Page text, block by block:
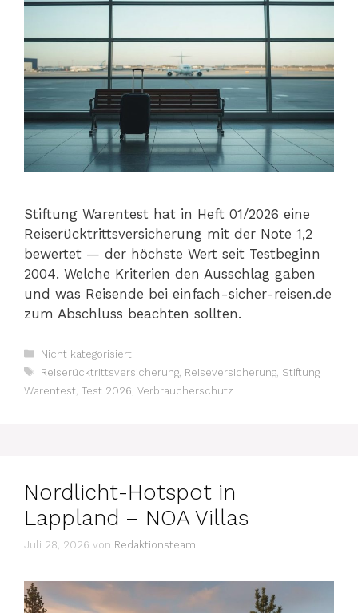
Stiftung Warentest hat in Heft 01/2026 eine
Reiserücktrittsversicherung mit der Note 1,2
bewertet — der höchste Wert seit Testbeginn
2004. Welche Kriterien den Ausschlag gaben
und was Reisende bei einfach-sicher-reisen.de
zum Abschluss beachten sollten.
Kategorien
Nicht kategorisiert
Schlagwörter
Reiserücktrittsversicherung, Reiseversicherung, Stiftung
Warentest Test 2026 Verbraucherschutz
Nordlicht-Hotspot in
Lappland – NOA Villas
Juli 28, 2026 von Redaktionsteam